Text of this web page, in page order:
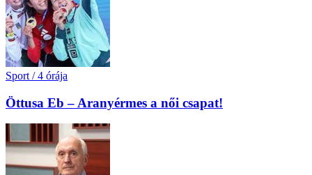
Sport / 4 órája
Öttusa Eb – Aranyérmes a női csapat!